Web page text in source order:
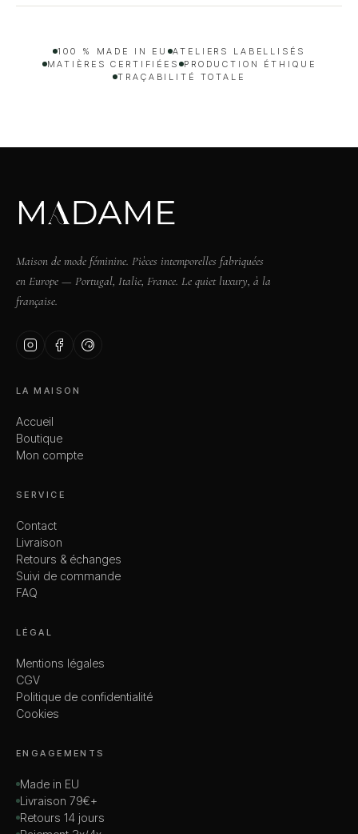
100 % MADE IN EU ATELIERS LABELLISÉS
MATIÈRES CERTIFIÉES
PRODUCTION ÉTHIQUE
TRAÇABILITÉ TOTALE
Maison de mode féminine. Pièces intemporelles fabriquées
en Europe — Portugal, Italie, France. Le quiet luxury, à la
française.
LA MAISON
Accueil
Boutique
Mon compte
SERVICE
Contact
Livraison
Retours & échanges
Suivi de commande
FAQ
LÉGAL
Mentions légales
CGV
Politique de confidentialité
Cookies
ENGAGEMENTS
Made in EU
Livraison 79€+
Retours 14 jours